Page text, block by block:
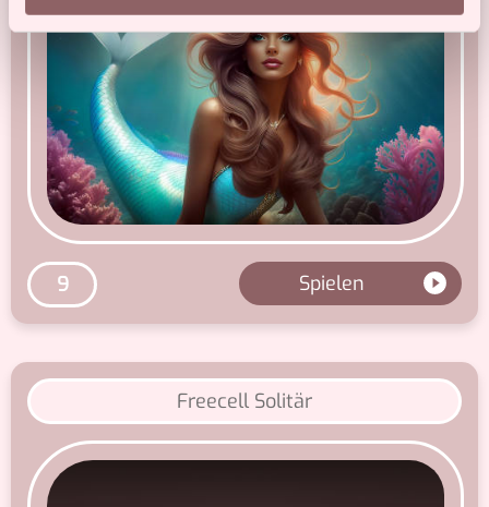
Partner führen diese Informationen möglicherweise mit
weiteren Daten zusammen, die Sie ihnen bereitgestellt
haben oder die sie im Rahmen Ihrer Nutzung der Dienste
gesammelt haben.
9 Spielen
Freecell Solitär